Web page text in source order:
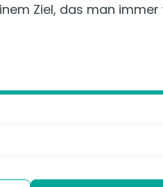
Ziel, das man